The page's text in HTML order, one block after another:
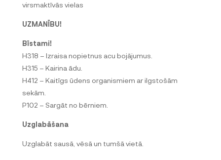
virsmaktīvās vielas
UZMANĪBU!
Bīstami!
H318 – Izraisa nopietnus acu bojājumus.
H315 – Kairina ādu.
H412 – Kaitīgs ūdens organismiem ar ilgstošām
sekām.
P102 – Sargāt no bērniem.
Uzglabāšana
Uzglabāt sausā, vēsā un tumšā vietā.